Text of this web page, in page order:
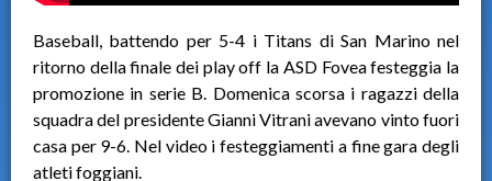
Baseball, battendo per 5-4 i Titans di San Marino nel
ritorno della finale dei play off la ASD Fovea festeggia la
promozione in serie B. Domenica scorsa i ragazzi della
squadra del presidente Gianni Vitrani avevano vinto fuori
casa per 9-6. Nel video i festeggiamenti a fine gara degli
atleti foggiani.